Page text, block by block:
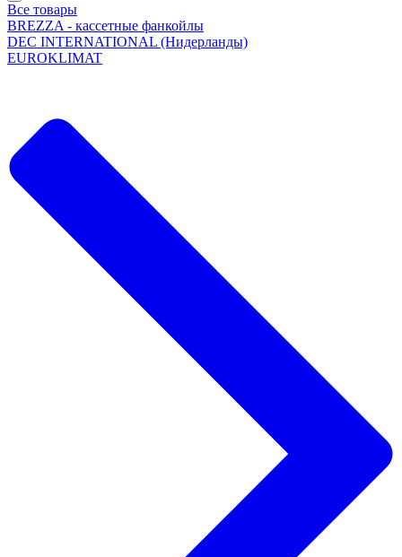
Все товары
BREZZA - кассетные фанкойлы
DEC INTERNATIONAL (Нидерланды)
EUROKLIMAT